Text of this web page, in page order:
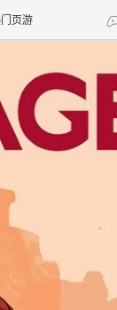
页游
魔兽 DNF